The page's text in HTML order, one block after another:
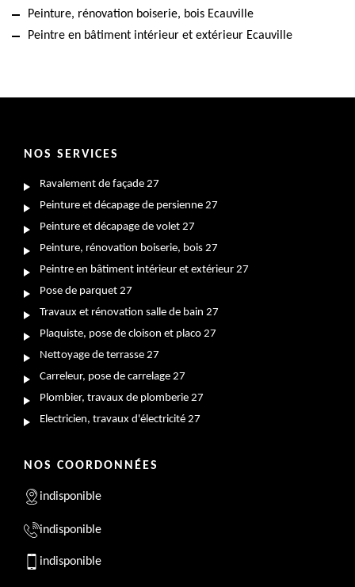
Peinture, rénovation boiserie, bois Ecauville
Peintre en bâtiment intérieur et extérieur Ecauville
NOS SERVICES
Ravalement de façade 27
Peinture et décapage de persienne 27
Peinture et décapage de volet 27
Peinture, rénovation boiserie, bois 27
Peintre en bâtiment intérieur et extérieur 27
Pose de parquet 27
Travaux et rénovation salle de bain 27
Plaquiste, pose de cloison et placo 27
Nettoyage de terrasse 27
Carreleur, pose de carrelage 27
Plombier, travaux de plomberie 27
Electricien, travaux d'électricité 27
NOS COORDONNÉES
indisponible
indisponible
indisponible